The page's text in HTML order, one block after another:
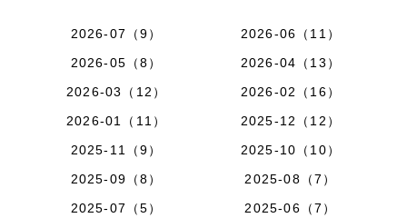
2026-07（9）
2026-06（11）
2026-05（8）
2026-04（13）
2026-03（12）
2026-02（16）
2026-01（11）
2025-12（12）
2025-11（9）
2025-10（10）
2025-09（8）
2025-08（7）
2025-07（5）
2025-06（7）